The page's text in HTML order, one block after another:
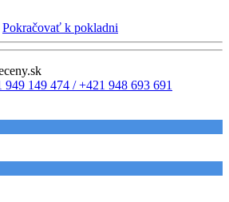
Pokračovať k pokladni
149 474 / +421 948 693 691